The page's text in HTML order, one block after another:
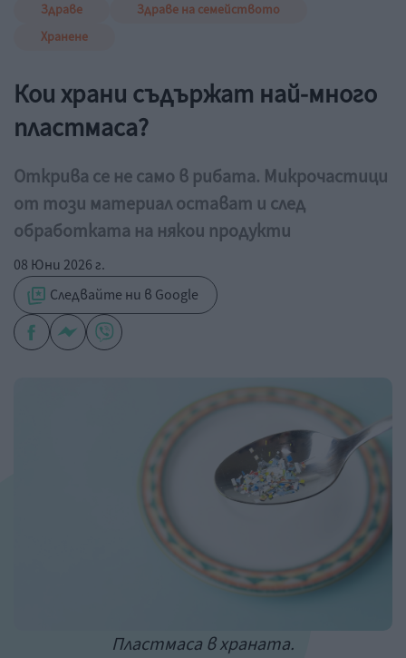
Здраве
Здраве на семейството
Хранене
Кои храни съдържат най-много
пластмаса?
Открива се не само в рибата. Микрочастици
от този материал остават и след
обработката на някои продукти
08 Юни 2026 г.
Следвайте ни в Google
Пластмаса в храната.